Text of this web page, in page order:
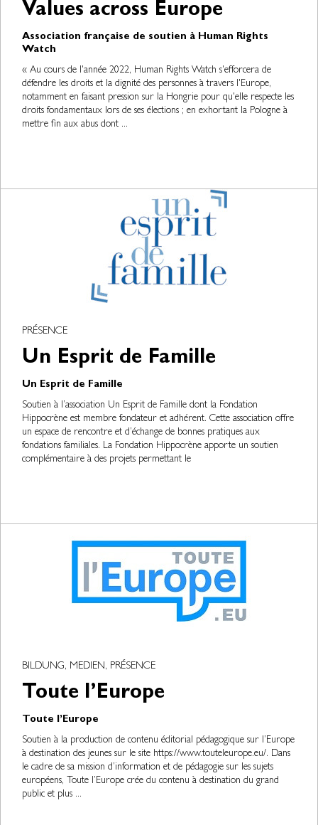
Values across Europe
Association française de soutien à Human Rights
Watch
« Au cours de l'année 2022, Human Rights Watch s'efforcera de
défendre les droits et la dignité des personnes à travers l'Europe,
notamment en faisant pression sur la Hongrie pour qu'elle respecte les
droits fondamentaux lors de ses élections ; en exhortant la Pologne à
mettre fin aux abus dont ...
PRÉSENCE
Un Esprit de Famille
Un Esprit de Famille
Soutien à l’association Un Esprit de Famille dont la Fondation
Hippocrène est membre fondateur et adhérent. Cette association offre
un espace de rencontre et d’échange de bonnes pratiques aux
fondations familiales. La Fondation Hippocrène apporte un soutien
complémentaire à des projets permettant le
BILDUNG, MEDIEN, PRÉSENCE
Toute l’Europe
Toute l’Europe
Soutien à la production de contenu éditorial pédagogique sur l’Europe
à destination des jeunes sur le site https://www.touteleurope.eu/. Dans
le cadre de sa mission d’information et de pédagogie sur les sujets
européens, Toute l’Europe crée du contenu à destination du grand
public et plus ...